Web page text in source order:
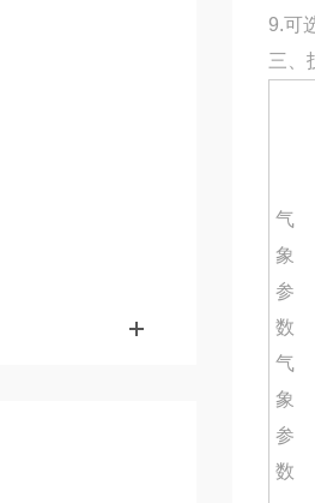
9.可
三、
气
象
参
数
气
象
参
数